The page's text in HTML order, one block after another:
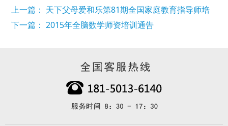
上一篇： 天下父母爱和乐第81期全国家庭教育指导师培
训班暨加盟合作交流会
下一篇： 2015年全脑数学师资培训通告